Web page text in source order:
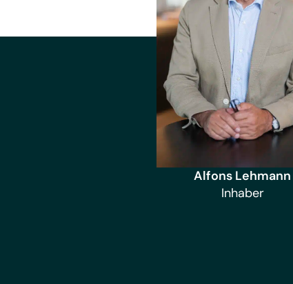
Alfons Lehmann
Inhaber